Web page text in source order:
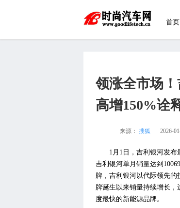
首页
领涨全市场
高增150%诠
来源： 搜狐 2026-
1月1日，吉利银河发布
吉利银河单月销量达到
牌，吉利银河以代际领先
牌诞生以来销量持续增长，
度最快的新能源品牌。